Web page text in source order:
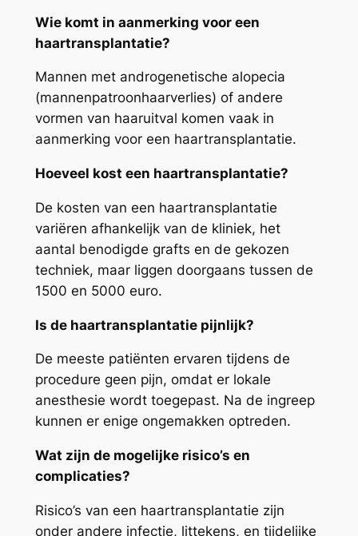
Wie komt in aanmerking voor een
haartransplantatie?
Mannen met androgenetische alopecia
(mannenpatroonhaarverlies) of andere
vormen van haaruitval komen vaak in
aanmerking voor een haartransplantatie.
Hoeveel kost een haartransplantatie?
De kosten van een haartransplantatie
variëren afhankelijk van de kliniek, het
aantal benodigde grafts en de gekozen
techniek, maar liggen doorgaans tussen de
1500 en 5000 euro.
Is de haartransplantatie pijnlijk?
De meeste patiënten ervaren tijdens de
procedure geen pijn, omdat er lokale
anesthesie wordt toegepast. Na de ingreep
kunnen er enige ongemakken optreden.
Wat zijn de mogelijke risico’s en
complicaties?
Risico’s van een haartransplantatie zijn
onder andere infectie, littekens, en tijdelijke